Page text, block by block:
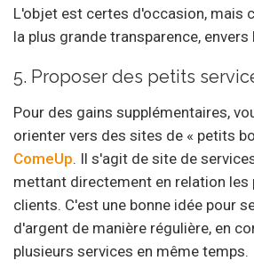
L'objet est certes d'occasion, mais
la plus grande transparence, envers
5. Proposer des petits
Pour des gains supplémentaires,
orienter vers des sites de « petits
ComeUp. Il s'agit de site de
mettant directement en relation les
clients. C'est une bonne idée pour
d'argent de manière régulière, en
plusieurs services en même temps.